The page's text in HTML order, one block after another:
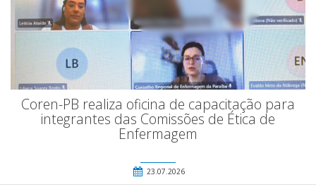
Coren-PB realiza oficina de capacitação para
integrantes das Comissões de Ética de
Enfermagem
23.07.2026